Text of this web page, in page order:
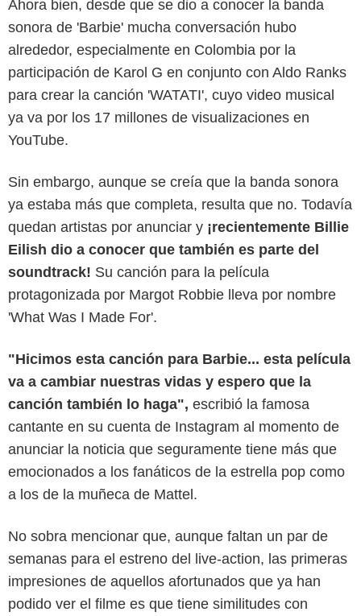
Ahora bien, desde que se dio a conocer la banda
sonora de 'Barbie' mucha conversación hubo
alrededor, especialmente en Colombia por la
participación de Karol G en conjunto con Aldo Ranks
para crear la canción 'WATATI', cuyo video musical
ya va por los 17 millones de visualizaciones en
YouTube.
Sin embargo, aunque se creía que la banda sonora
ya estaba más que completa, resulta que no. Todavía
quedan artistas por anunciar y ¡recientemente Billie
Eilish dio a conocer que también es parte del
soundtrack! Su canción para la película
protagonizada por Margot Robbie lleva por nombre
'What Was I Made For'.
"Hicimos esta canción para Barbie... esta película
va a cambiar nuestras vidas y espero que la
canción también lo haga", escribió la famosa
cantante en su cuenta de Instagram al momento de
anunciar la noticia que seguramente tiene más que
emocionados a los fanáticos de la estrella pop como
a los de la muñeca de Mattel.
No sobra mencionar que, aunque faltan un par de
semanas para el estreno del live-action, las primeras
impresiones de aquellos afortunados que ya han
podido ver el filme es que tiene similitudes con